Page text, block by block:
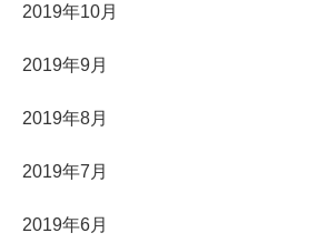
2019年10月
2019年9月
2019年8月
2019年7月
2019年6月